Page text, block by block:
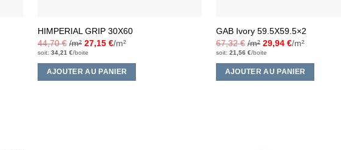
HIMPERIAL GRIP 30X60
44,70€ /m² 27,15€/m²
soit: 34,21 €/boite
AJOUTER AU PANIER
GAB Ivory 59.5X59.5×2
67,32€ /m² 29,94€/m²
soit: 21,56 €/boite
AJOUTER AU PANIER